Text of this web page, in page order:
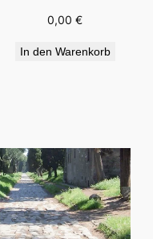
0,00€
In den Warenkorb